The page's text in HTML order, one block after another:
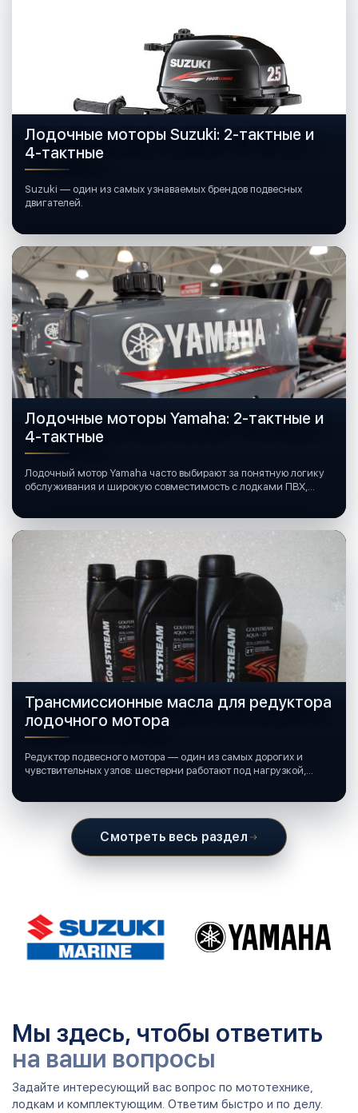
Лодочные моторы Suzuki: 2-тактные и
4-тактные
Suzuki — один из самых узнаваемых брендов подвесных
двигателей.
Лодочные моторы Yamaha: 2-тактные и
4-тактные
Лодочный мотор Yamaha часто выбирают за понятную логику
обслуживания и широкую совместимость с лодками ПВХ,
Трансмиссионные масла для редуктора
лодочного мотора
Редуктор подвесного мотора — один из самых дорогих и
чувствительных узлов: шестерни работают под нагрузкой,
Смотреть весь раздел
Мы здесь, чтобы ответить
на ваши вопросы
Задайте интересующий вас вопрос по мототехнике,
лодкам и комплектующим. Ответим быстро и по делу.